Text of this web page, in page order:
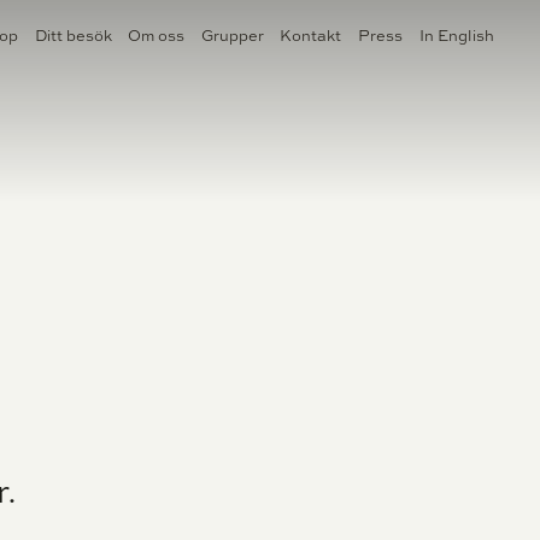
Ditt besök Om oss Grupper Kontakt Press In English